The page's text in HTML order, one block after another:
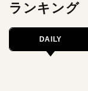
ランキング
DAILY